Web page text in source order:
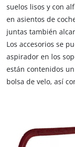
suelos lisos y con
en asientos de
juntas también
Los accesorios se
aspirador en los
están contenidos
bolsa de velo, así